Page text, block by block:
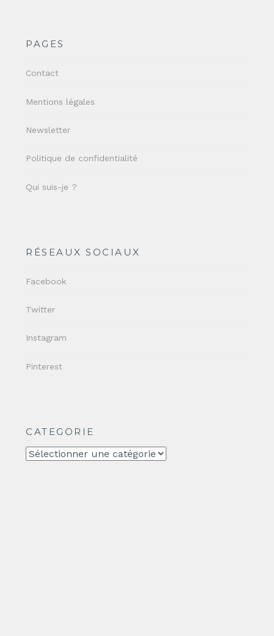
PAGES
Contact
Mentions légales
Newsletter
Politique de confidentialité
Qui suis-je ?
RÉSEAUX SOCIAUX
Facebook
Twitter
Instagram
Pinterest
CATEGORIE
CATEGORIE